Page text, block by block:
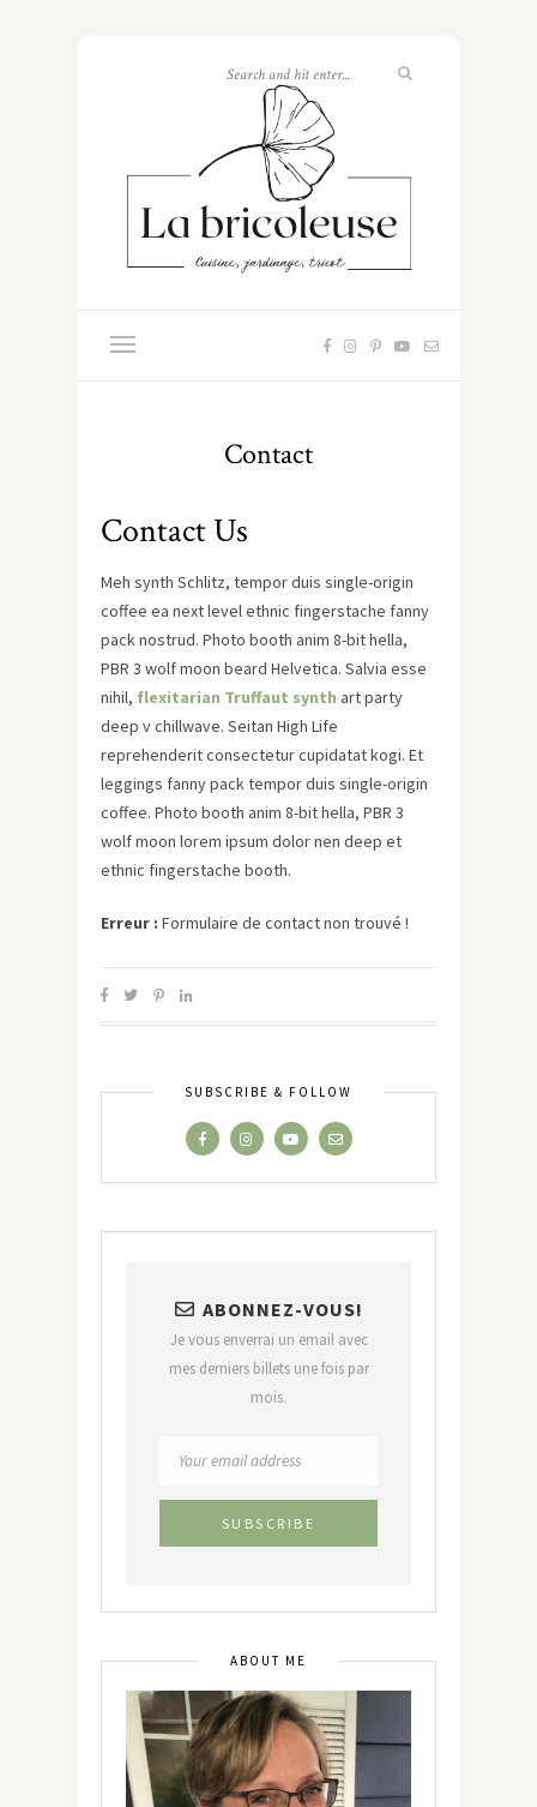
Contact
Contact Us
Meh synth Schlitz, tempor duis single-origin
coffee ea next level ethnic fingerstache fanny
pack nostrud. Photo booth anim 8-bit hella,
PBR 3 wolf moon beard Helvetica. Salvia esse
nihil, flexitarian Truffaut synth art party
deep v chillwave. Seitan High Life
reprehenderit consectetur cupidatat kogi. Et
leggings fanny pack tempor duis single-origin
coffee. Photo booth anim 8-bit hella, PBR 3
wolf moon lorem ipsum dolor nen deep et
ethnic fingerstache booth.
Erreur : Formulaire de contact non trouvé !
SUBSCRIBE & FOLLOW
ABONNEZ-VOUS!
Je vous enverrai un email avec
mes derniers billets une fois par
mois.
ABOUT ME